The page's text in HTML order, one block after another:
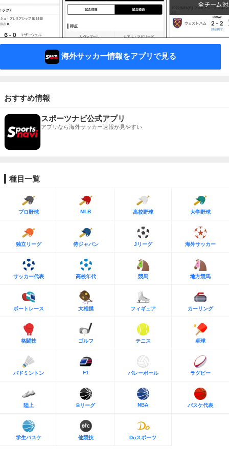
海外サッカー情報をアプリで見る
おすすめ情報
スポーツナビ公式アプリ
アプリなら海外サッカー速報が見やすい
種目一覧
プロ野球 MLB 高校野球 大学野球
独立リーグ 侍ジャパン Jリーグ 海外サッカー
サッカー代表 高校年代 競馬 地方競馬
ボートレース 大相撲 フィギュア カーリング
格闘技 ゴルフ テニス 卓球
バドミントン F1 バレーボール ラグビー
陸上 Bリーグ NBA バスケ代表
学生バスケ 他競技 Doスポーツ